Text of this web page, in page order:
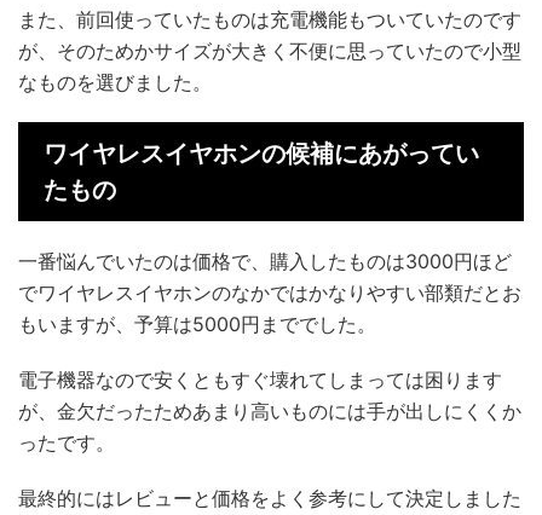
また、前回使っていたものは充電機能もついていたのです
が、そのためかサイズが大きく不便に思っていたので小型
なものを選びました。
ワイヤレスイヤホンの候補にあがってい
たもの
一番悩んでいたのは価格で、購入したものは3000円ほど
でワイヤレスイヤホンのなかではかなりやすい部類だとお
もいますが、予算は5000円まででした。
電子機器なので安くともすぐ壊れてしまっては困ります
が、金欠だったためあまり高いものには手が出しにくくか
ったです。
最終的にはレビューと価格をよく参考にして決定しました